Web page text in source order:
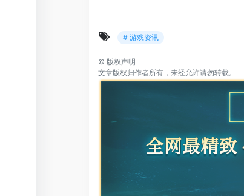
# 游戏资讯
© 版权声明
文章版权归作者所有，未经允许请勿转载。